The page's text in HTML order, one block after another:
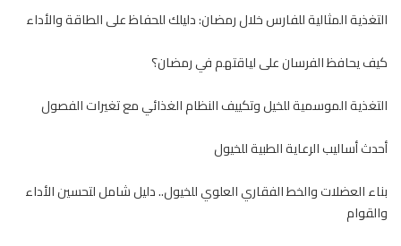
التغذية المثالية للفارس خلال رمضان: دليلك للحفاظ على الطاقة والأداء
كيف يحافظ الفرسان على لياقتهم في رمضان؟
التغذية الموسمية للخيل وتكييف النظام الغذائي مع تغيرات الفصول
أحدث أساليب الرعاية الطبية للخيول
بناء العضلات والخط الفقاري العلوي للخيول.. دليل شامل لتحسين الأداء
والقوام